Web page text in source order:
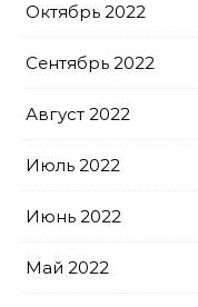
Октябрь 2022
Сентябрь 2022
Август 2022
Июль 2022
Июнь 2022
Май 2022